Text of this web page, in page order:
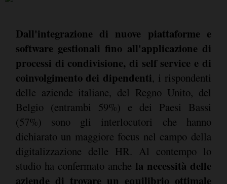
Dall'integrazione di nuove piattaforme e
software gestionali fino all'applicazione di
processi di condivisione, di self service e di
coinvolgimento dei dipendenti, i rispondenti
delle aziende italiane, del Regno Unito, del
Belgio (entrambi 59%) e dei Paesi Bassi
(57%) sono gli interlocutori che hanno
dichiarato un maggiore focus nel campo della
digitalizzazione delle HR. Al contempo lo
studio ha confermato anche la necessità delle
aziende di trovare un equilibrio ottimale